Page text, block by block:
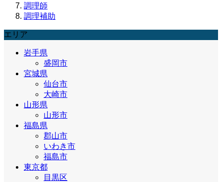
調理師
調理補助
エリア
岩手県
盛岡市
宮城県
仙台市
大崎市
山形県
山形市
福島県
郡山市
いわき市
福島市
東京都
目黒区